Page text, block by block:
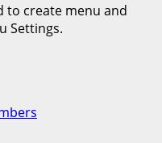
to create menu and
Settings.